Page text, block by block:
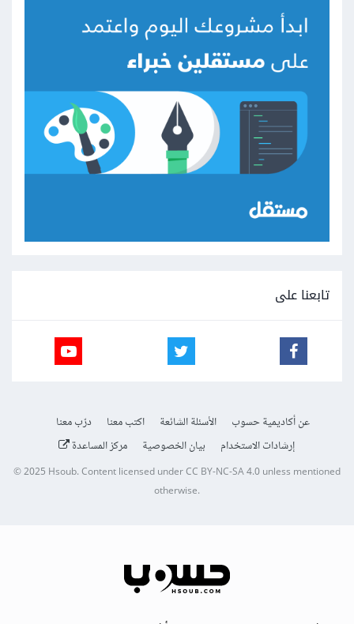
تابعنا على
عن أكاديمية حسوب الأسئلة الشائعة اكتب معنا
درّب معنا
إرشادات الاستخدام
بيان الخصوصية مركز المساعدة
© 2025Hsoub.Content licensed underCC BY-NC-SA 4.0unless mentioned
otherwise.